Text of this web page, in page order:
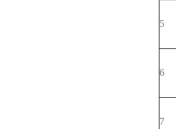
5
6
7